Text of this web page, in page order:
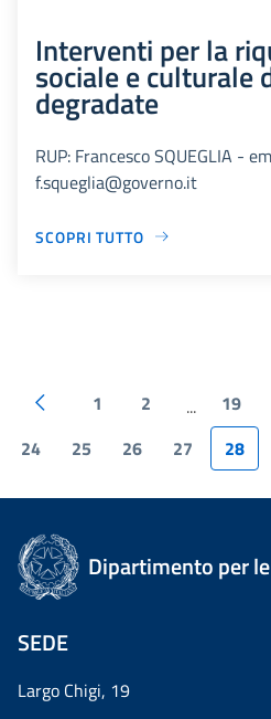
Interventi per la
sociale e culturale
degradate
RUP: Francesco SQUEGLIA -
f.squeglia@governo.it
SCOPRI TUTTO
1 2 ... 19
24
25 26 27 28
Dipartimento per
SEDE
Largo Chigi, 19